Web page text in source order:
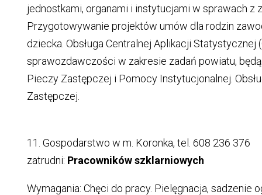
jednostkami, organami i instytucjami w sprawach z
Przygotowywanie projektów umów dla rodzin
dziecka. Obsługa Centralnej Aplikacji Statystycznej
sprawozdawczości w zakresie zadań powiatu,
Pieczy Zastępczej i Pomocy Instytucjonalnej.
Zastępczej.
11. Gospodarstwo w m. Koronka, tel. 608 236 376
zatrudni: Pracowników szklarniowych
Wymagania: Chęci do pracy. Pielęgnacja, sadzenie